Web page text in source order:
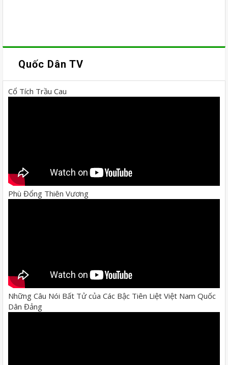
Quốc Dân TV
Cổ Tích Trầu Cau
Phù Đổng Thiên Vương
Những Câu Nói Bất Tử của Các Bậc Tiên Liệt Việt Nam Quốc
Dân Đảng